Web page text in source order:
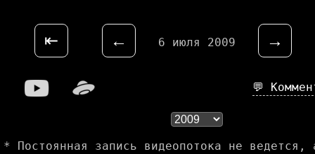
⇤ ← 6 июля 2009 →
💬
* Постоянная запись видеопотока не ведется,